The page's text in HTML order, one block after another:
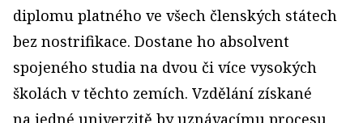
diplomu platného ve všech členských státech
bez nostrifikace. Dostane ho absolvent
spojeného studia na dvou či více vysokých
školách v těchto zemích. Vzdělání získané
na jedné univerzitě by uznávacímu procesu